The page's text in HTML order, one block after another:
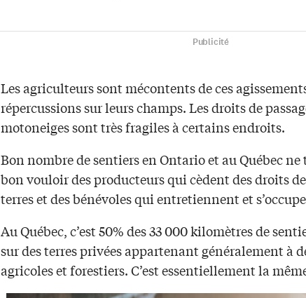
Publicité
Les agriculteurs sont mécontents de ces
répercussions sur leurs champs. Les droits de
motoneiges sont très fragiles à certains endroits.
Bon nombre de sentiers en Ontario et au Québec
bon vouloir des producteurs qui cèdent des droits
terres et des bénévoles qui entretiennent et
Au Québec, c’est 50% des 33 000 kilomètres de
sur des terres privées appartenant généralement à
agricoles et forestiers. C’est essentiellement la